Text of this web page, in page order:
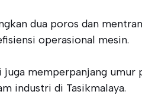
dua poros dan
operasional mesin.
memperpanjang umur
industri di Tasikmalaya.